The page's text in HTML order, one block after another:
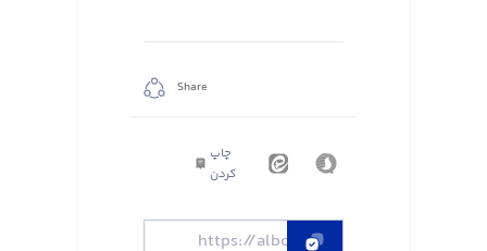
Share
چاپ
کردن